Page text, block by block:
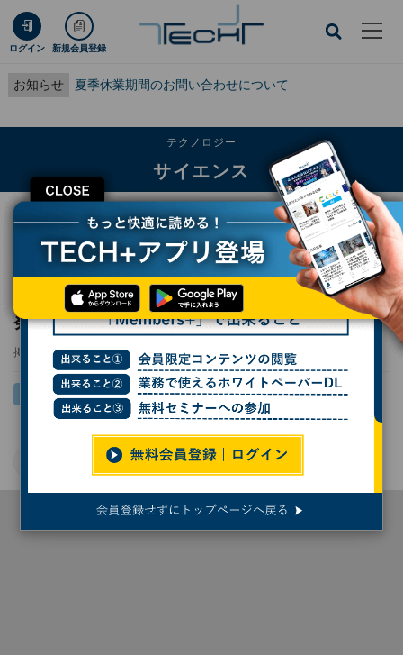
ログイン 新規会員登録
お知らせ 夏季休業期間のお問い合わせについて
CLOSE
テクノロジー
サイエンス
TECH+ テクノロジー
サイエンス
脳の自然治癒力を持続させる薬、科学大が開発 「壊れた脳は治らない」を覆す
脳の自然治癒力を持続させる薬、科学大が開
発 「壊れた脳は治らない」を覆す
掲載日 2026/05/14 17:05
脳神経 ライフサイエンス